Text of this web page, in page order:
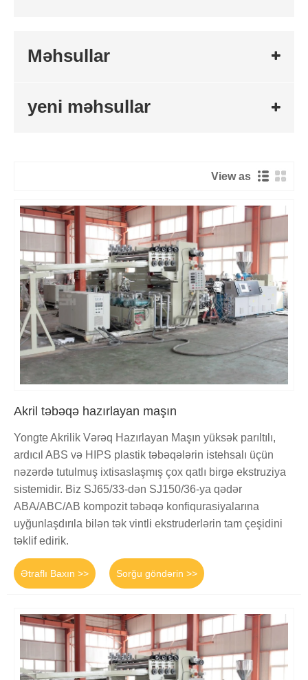
Məhsullar
yeni məhsullar
View as
Akril təbəqə hazırlayan maşın
Yongte Akrilik Vərəq Hazırlayan Maşın yüksək parıltılı,
ardıcıl ABS və HIPS plastik təbəqələrin istehsalı üçün
nəzərdə tutulmuş ixtisaslaşmış çox qatlı birgə ekstruziya
sistemidir. Biz SJ65/33-dən SJ150/36-ya qədər
ABA/ABC/AB kompozit təbəqə konfiqurasiyalarına
uyğunlaşdırıla bilən tək vintli ekstruderlərin tam çeşidini
təklif edirik.
Ətraflı Baxın >> Sorğu göndərin >>